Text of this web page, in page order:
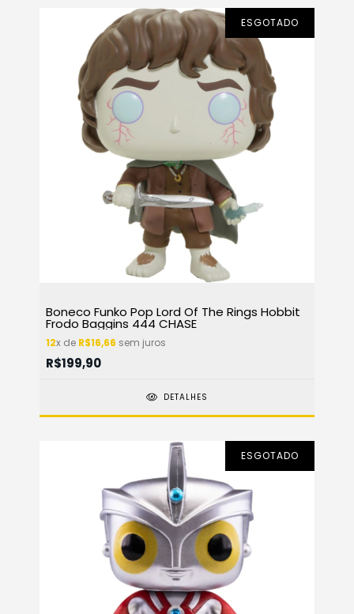
ESGOTADO
Boneco Funko Pop Lord Of The Rings Hobbit
Frodo Baggins 444 CHASE
12x de R$16,66 sem juros
R$199,90
DETALHES
ESGOTADO